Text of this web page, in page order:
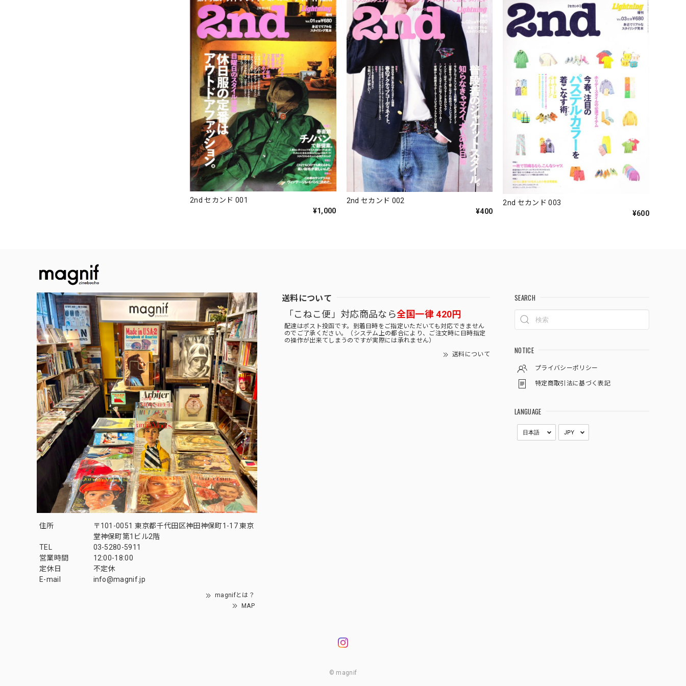
2nd セカンド 001
¥1,000
2nd セカンド 002
¥400
2nd セカンド 003
¥600
住所
〒101-0051 東京都千代田区神田神保町1-17 東京
堂神保町第1ビル2階
TEL
03-5280-5911
営業時間
12:00-18:00
定休日
不定休
E-mail
info@magnif.jp
magnifとは？
MAP
送料について
「こねこ便」対応商品なら全国一律 420円
配達はポスト投函です。到着日時をご指定いただいても対応できません
のでご了承ください。（システム上の都合により、ご注文時に日時指定
の操作が出来てしまうのですが実際には承れません）
送料について
SEARCH
NOTICE
プライバシーポリシー
特定商取引法に基づく表記
LANGUAGE
© magnif